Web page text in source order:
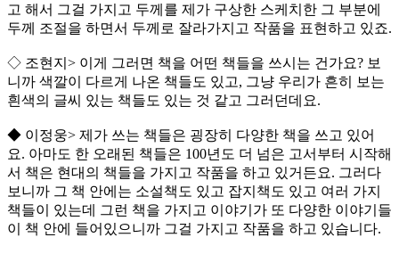
고 해서 그걸 가지고 두께를 제가 구상한 스케치한 그 부분에
두께 조절을 하면서 두께로 잘라가지고 작품을 표현하고 있죠.
◇ 조현지> 이게 그러면 책을 어떤 책들을 쓰시는 건가요? 보
니까 색깔이 다르게 나온 책들도 있고, 그냥 우리가 흔히 보는
흰색의 글씨 있는 책들도 있는 것 같고 그러던데요.
◆ 이정웅> 제가 쓰는 책들은 굉장히 다양한 책을 쓰고 있어
요. 아마도 한 오래된 책들은 100년도 더 넘은 고서부터 시작해
서 책은 현대의 책들을 가지고 작품을 하고 있거든요. 그러다
보니까 그 책 안에는 소설책도 있고 잡지책도 있고 여러 가지
책들이 있는데 그런 책을 가지고 이야기가 또 다양한 이야기들
이 책 안에 들어있으니까 그걸 가지고 작품을 하고 있습니다.